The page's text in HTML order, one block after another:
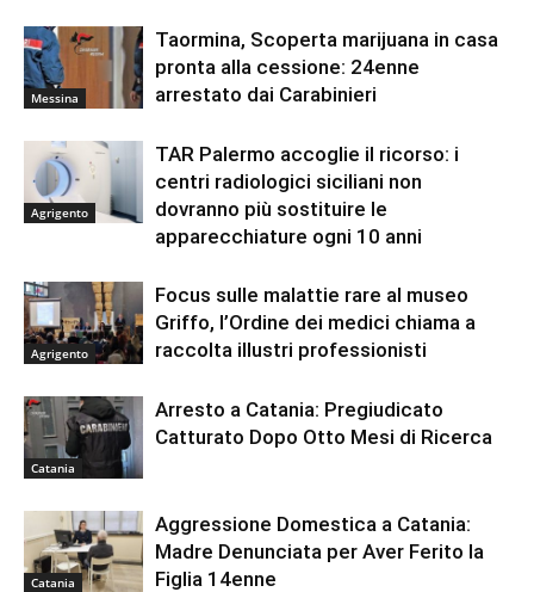
Messina
Taormina, Scoperta marijuana in casa
pronta alla cessione: 24enne
arrestato dai Carabinieri
Agrigento
TAR Palermo accoglie il ricorso: i
centri radiologici siciliani non
dovranno più sostituire le
apparecchiature ogni 10 anni
Agrigento
Focus sulle malattie rare al museo
Griffo, l’Ordine dei medici chiama a
raccolta illustri professionisti
Catania
Arresto a Catania: Pregiudicato
Catturato Dopo Otto Mesi di Ricerca
Catania
Aggressione Domestica a Catania:
Madre Denunciata per Aver Ferito la
Figlia 14enne